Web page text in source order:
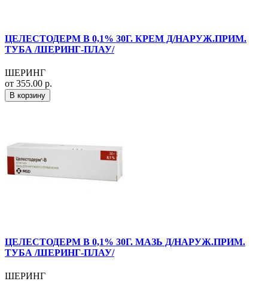
ЦЕЛЕСТОДЕРМ В 0,1% 30Г. КРЕМ Д/НАРУЖ.ПРИМ.
ТУБА /ШЕРИНГ-ПЛАУ/
ШЕРИНГ
от 355.00 р.
В корзину
ЦЕЛЕСТОДЕРМ В 0,1% 30Г. МАЗЬ Д/НАРУЖ.ПРИМ.
ТУБА /ШЕРИНГ-ПЛАУ/
ШЕРИНГ